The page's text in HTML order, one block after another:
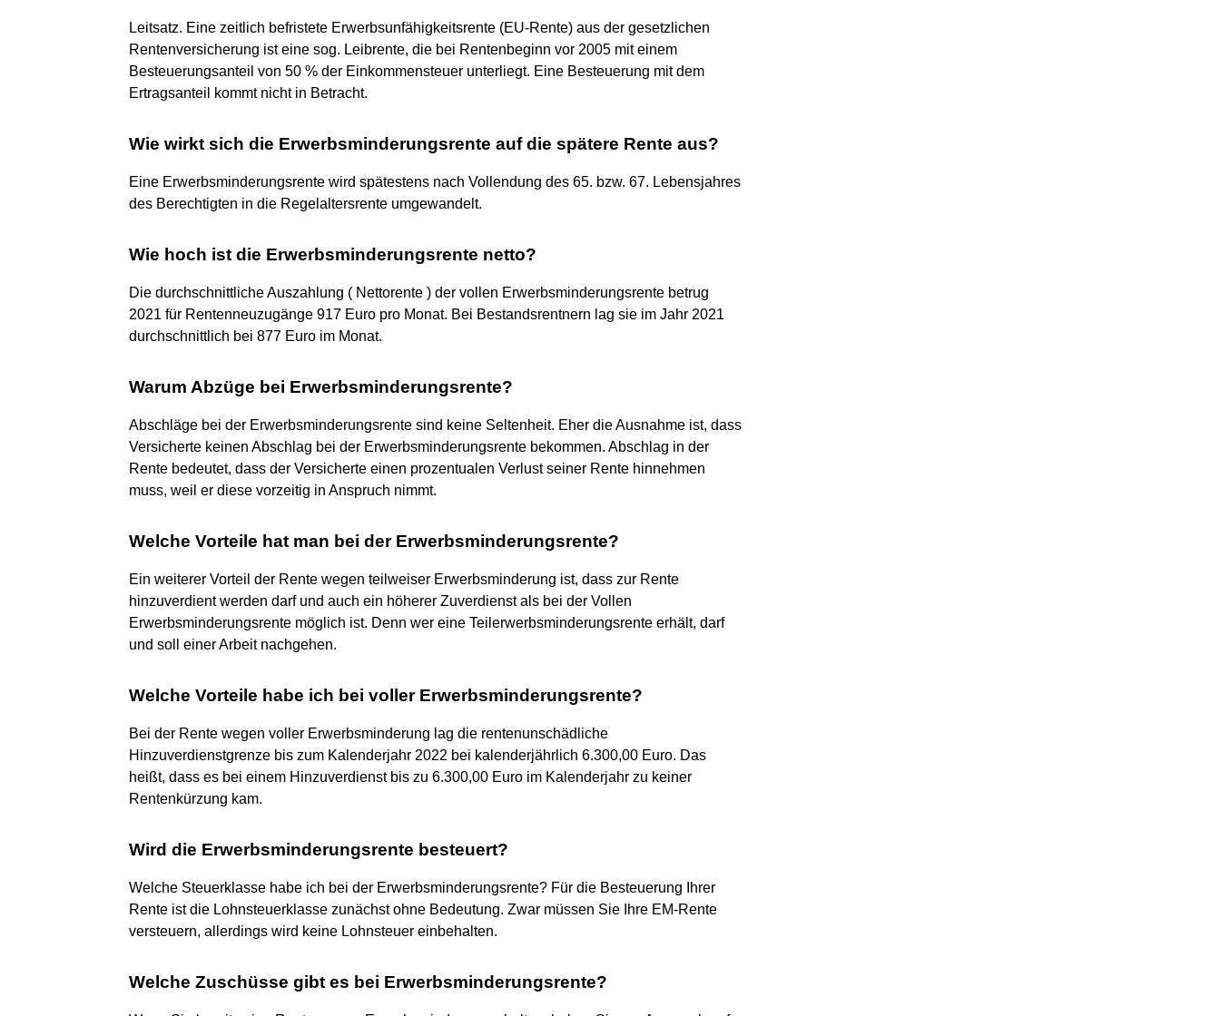
Leitsatz. Eine zeitlich befristete Erwerbsunfähigkeitsrente (EU-Rente) aus der gesetzlichen
Rentenversicherung ist eine sog. Leibrente, die bei Rentenbeginn vor 2005 mit einem
Besteuerungsanteil von 50 % der Einkommensteuer unterliegt. Eine Besteuerung mit dem
Ertragsanteil kommt nicht in Betracht.
Wie wirkt sich die Erwerbsminderungsrente auf die spätere Rente aus?
Eine Erwerbsminderungsrente wird spätestens nach Vollendung des 65. bzw. 67. Lebensjahres
des Berechtigten in die Regelaltersrente umgewandelt.
Wie hoch ist die Erwerbsminderungsrente netto?
Die durchschnittliche Auszahlung ( Nettorente ) der vollen Erwerbsminderungsrente betrug
2021 für Rentenneuzugänge 917 Euro pro Monat. Bei Bestandsrentnern lag sie im Jahr 2021
durchschnittlich bei 877 Euro im Monat.
Warum Abzüge bei Erwerbsminderungsrente?
Abschläge bei der Erwerbsminderungsrente sind keine Seltenheit. Eher die Ausnahme ist, dass
Versicherte keinen Abschlag bei der Erwerbsminderungsrente bekommen. Abschlag in der
Rente bedeutet, dass der Versicherte einen prozentualen Verlust seiner Rente hinnehmen
muss, weil er diese vorzeitig in Anspruch nimmt.
Welche Vorteile hat man bei der Erwerbsminderungsrente?
Ein weiterer Vorteil der Rente wegen teilweiser Erwerbsminderung ist, dass zur Rente
hinzuverdient werden darf und auch ein höherer Zuverdienst als bei der Vollen
Erwerbsminderungsrente möglich ist. Denn wer eine Teilerwerbsminderungsrente erhält, darf
und soll einer Arbeit nachgehen.
Welche Vorteile habe ich bei voller Erwerbsminderungsrente?
Bei der Rente wegen voller Erwerbsminderung lag die rentenunschädliche
Hinzuverdienstgrenze bis zum Kalenderjahr 2022 bei kalenderjährlich 6.300,00 Euro. Das
heißt, dass es bei einem Hinzuverdienst bis zu 6.300,00 Euro im Kalenderjahr zu keiner
Rentenkürzung kam.
Wird die Erwerbsminderungsrente besteuert?
Welche Steuerklasse habe ich bei der Erwerbsminderungsrente? Für die Besteuerung Ihrer
Rente ist die Lohnsteuerklasse zunächst ohne Bedeutung. Zwar müssen Sie Ihre EM-Rente
versteuern, allerdings wird keine Lohnsteuer einbehalten.
Welche Zuschüsse gibt es bei Erwerbsminderungsrente?